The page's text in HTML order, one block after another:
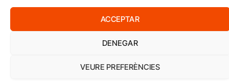
ACCEPTAR
DENEGAR
VEURE PREFERÈNCIES